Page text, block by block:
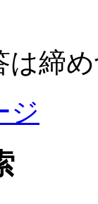
は締
ジ